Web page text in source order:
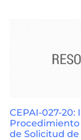
CEPAI-027-
de Solicitud